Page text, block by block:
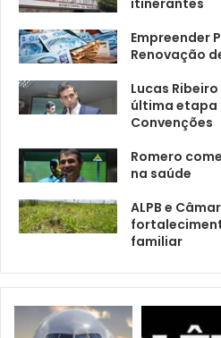
Empreender
Renovação
Lucas
última etapa
Convenções
Romero
na saúde
ALPB e
familiar